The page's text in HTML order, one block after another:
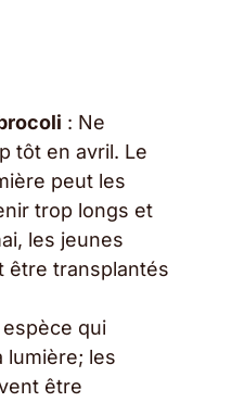
: Ne
tôt en avril. Le
peut les
trop longs et
les jeunes
être transplantés
qui
lumière; les
être